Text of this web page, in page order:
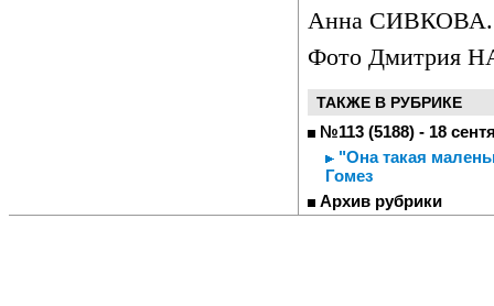
Анна СИВКОВА.
Фото Дмитрия
ТАКЖЕ В РУБРИКЕ
№113 (5188) - 18
"Она такая
Гомез
Архив рубрики